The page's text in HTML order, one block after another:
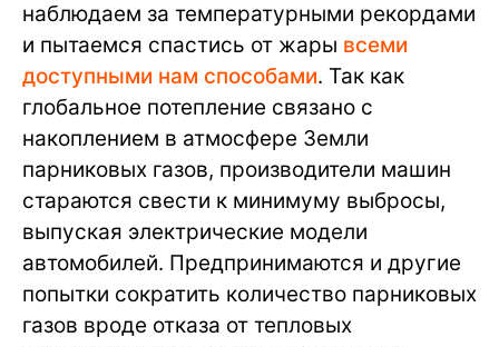
наблюдаем за температурными рекордами
и пытаемся спастись от жары всеми
доступными нам способами. Так как
глобальное потепление связано с
накоплением в атмосфере Земли
парниковых газов, производители машин
стараются свести к минимуму выбросы,
выпуская электрические модели
автомобилей. Предпринимаются и другие
попытки сократить количество парниковых
газов вроде отказа от тепловых